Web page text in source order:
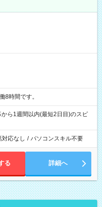
実働8時間です。
ら1週間以内(最短2日目)のスピ
対応なし / パソコンスキル不要
る 詳細へ